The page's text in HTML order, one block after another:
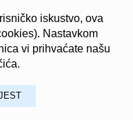
za regionalni razvoj
iskustvo, ova
Nastavkom
vi prihvaćate našu